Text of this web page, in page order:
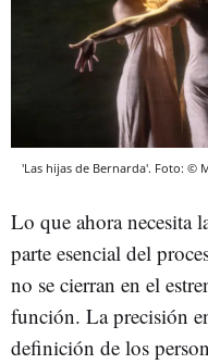
'Las hijas de Bernarda'. Foto: ©
Lo que ahora necesita
parte esencial del
no se cierran en el
función. La precisión
definición de los